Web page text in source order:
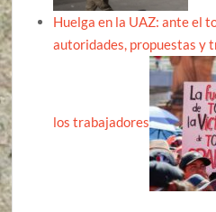
Huelga en la UAZ: ante el
autoridades, propuestas y
los trabajadores